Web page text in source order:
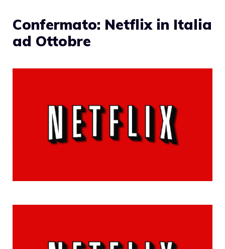
Confermato: Netflix in Italia
ad Ottobre